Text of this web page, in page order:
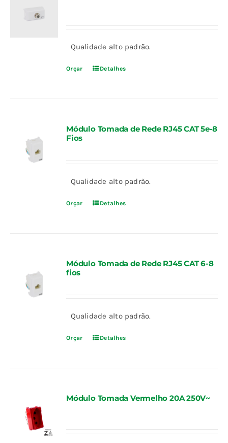
Qualidade alto padrão.
Orçar Detalhes
Módulo Tomada de Rede RJ45 CAT 5e-8
Fios
Qualidade alto padrão.
Orçar Detalhes
Módulo Tomada de Rede RJ45 CAT 6-8
fios
Qualidade alto padrão.
Orçar Detalhes
Módulo Tomada Vermelho 20A 250V~